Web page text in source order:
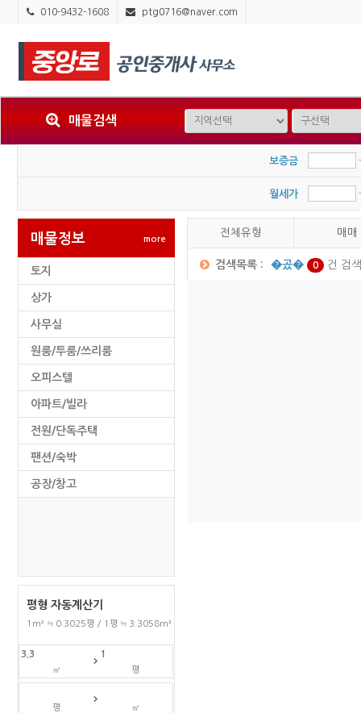
010-9432-1608 ptg0716@naver.com
매물검색
보증금
월세가
매물정보 more
토지
상가
사무실
원룸/투룸/쓰리룸
오피스텔
아파트/빌라
전원/단독주택
팬션/숙박
공장/창고
평형 자동계산기
1m² ≒ 0.3025평 / 1평 ≒ 3.3058m²
㎡ 평
평 ㎡
전체유형 매매
검색목록 : �곴� 0 건 검